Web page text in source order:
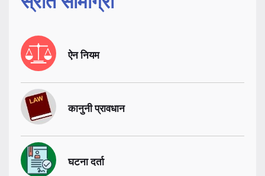
ऐन नियम
कानुनी प्रावधान
घटना दर्ता